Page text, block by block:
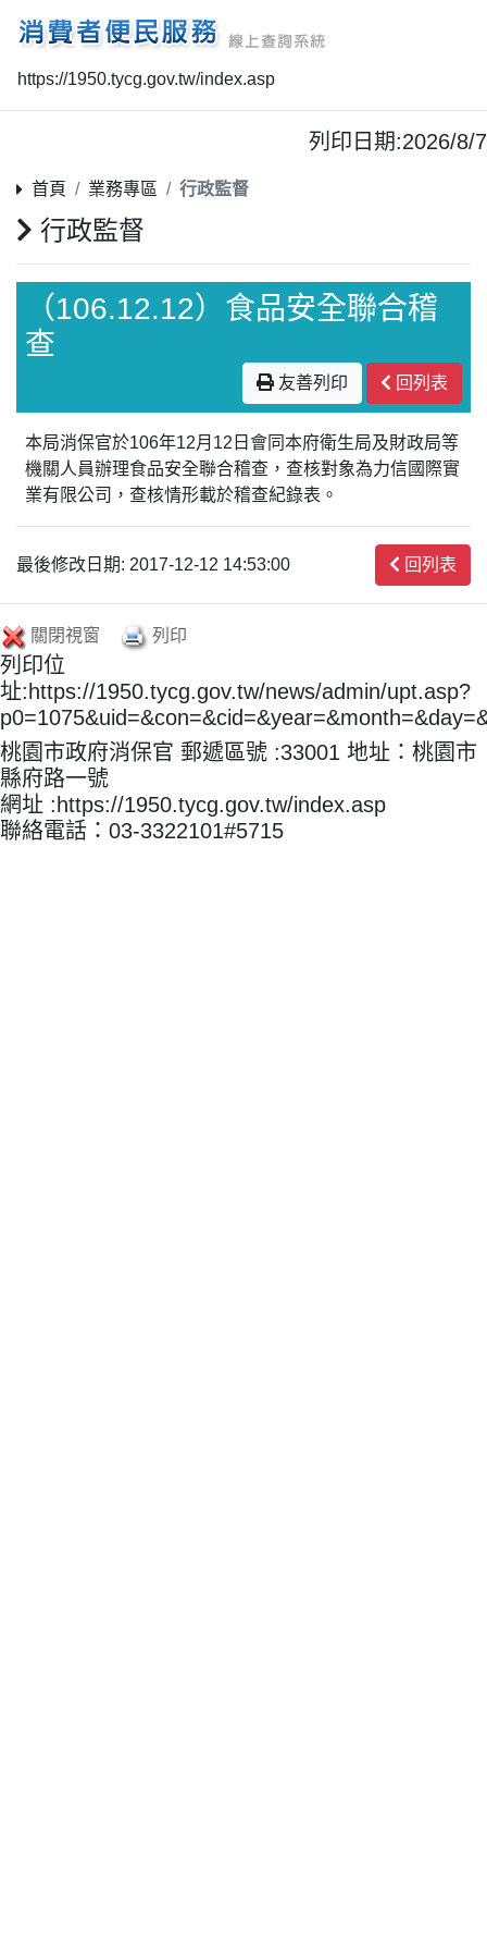
https://1950.tycg.gov.tw/index.asp
列印日期:2026/8/7
首頁 業務專區 行政監督
行政監督
（106.12.12）食品安全聯合稽
查
友善列印 回列表
本局消保官於106年12月12日會同本府衛生局及財政局等
機關人員辦理食品安全聯合稽查，查核對象為力信國際實
業有限公司，查核情形載於稽查紀錄表。
最後修改日期: 2017-12-12 14:53:00 回列表
關閉視窗 列印
列印位
址:https://1950.tycg.gov.tw/news/admin/upt.asp?
桃園市政府消保官 郵遞區號 :33001 地址：桃園市
縣府路一號
網址 :https://1950.tycg.gov.tw/index.asp
聯絡電話：03-3322101#5715